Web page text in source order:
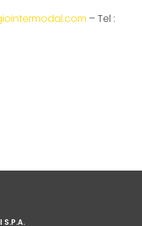
– Tel :
S.P.A.